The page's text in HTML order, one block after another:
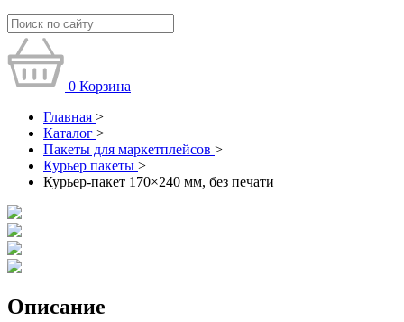
0 Корзина
Главная >
Каталог >
Пакеты для маркетплейсов >
Курьер пакеты >
Курьер-пакет 170×240 мм, без печати
Описание